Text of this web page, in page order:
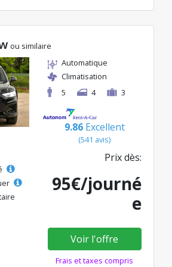
ou similaire
Automatique
Climatisation
5
4 3
9.86 Excellent
(541 avis)
Prix dès:
95€/journé
e
Voir l'offre
Frais et taxes compris